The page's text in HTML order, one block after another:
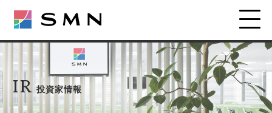
IR投資家情報